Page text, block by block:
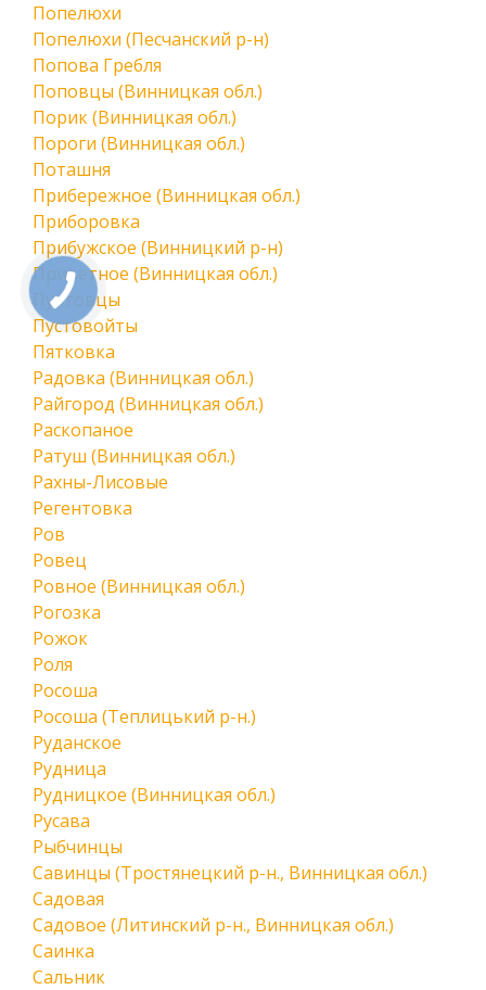
Попелюхи
Попелюхи (Песчанский р-н)
Попова Гребля
Поповцы (Винницкая обл.)
Порик (Винницкая обл.)
Пороги (Винницкая обл.)
Поташня
Прибережное (Винницкая обл.)
Приборовка
Прибужское (Винницкий р-н)
Приветное (Винницкая обл.)
Пултовцы
Пустовойты
Пятковка
Радовка (Винницкая обл.)
Райгород (Винницкая обл.)
Раскопаное
Ратуш (Винницкая обл.)
Рахны-Лисовые
Регентовка
Ров
Ровец
Ровное (Винницкая обл.)
Рогозка
Рожок
Роля
Росоша
Росоша (Теплицький р-н.)
Руданское
Рудница
Рудницкое (Винницкая обл.)
Русава
Рыбчинцы
Савинцы (Тростянецкий р-н., Винницкая обл.)
Садовая
Садовое (Литинский р-н., Винницкая обл.)
Саинка
Сальник
КНОПКА
СВЯЗИ